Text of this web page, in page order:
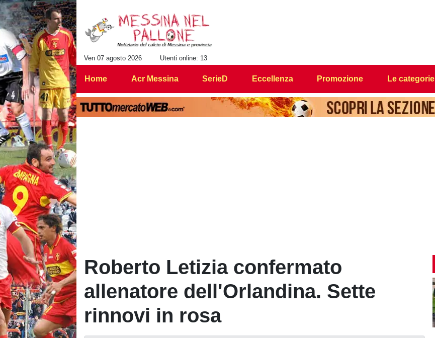
Ven 07 agosto 2026 Utenti online: 13
Home Acr Messina SerieD Eccellenza Promozione Le categorie
Roberto Letizia confermato
allenatore dell'Orlandina. Sette
rinnovi in rosa